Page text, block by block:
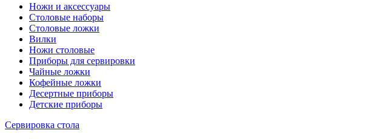
Ножи и аксессуары
Столовые наборы
Столовые ложки
Вилки
Ножи столовые
Приборы для сервировки
Чайные ложки
Кофейные ложки
Десертные приборы
Детские приборы
Сервировка стола